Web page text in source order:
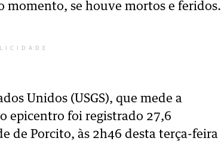
momento, se houve mortos e feridos.
Unidos (USGS), que mede a
epicentro foi registrado 27,6
de Porcito, às 2h46 desta terça-feira